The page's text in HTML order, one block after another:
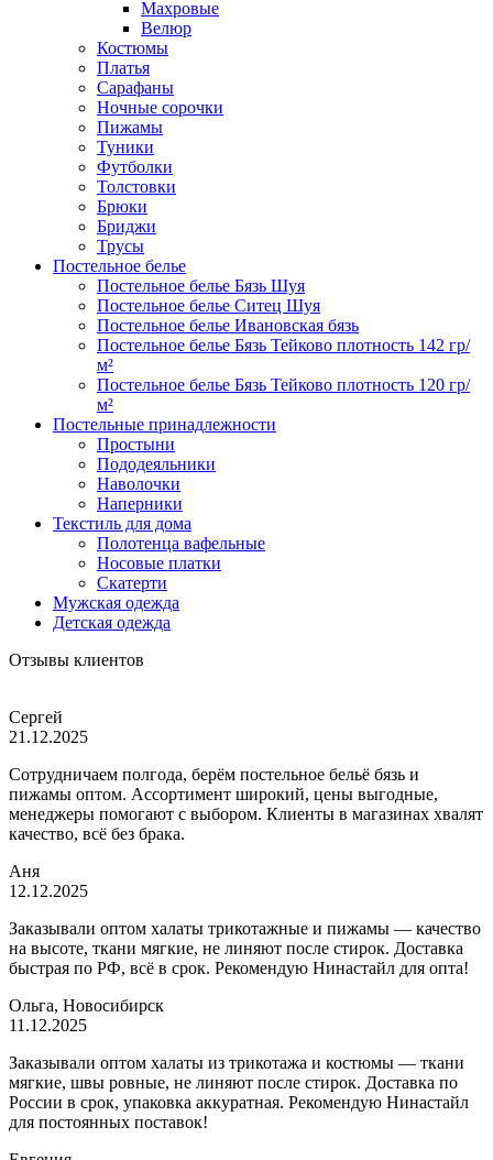
Махровые
Велюр
Костюмы
Платья
Сарафаны
Ночные сорочки
Пижамы
Туники
Футболки
Толстовки
Брюки
Бриджи
Трусы
Постельное белье
Постельное белье Бязь Шуя
Постельное белье Ситец Шуя
Постельное белье Ивановская бязь
Постельное белье Бязь Тейково плотность 142 гр/
м²
Постельное белье Бязь Тейково плотность 120 гр/
м²
Постельные принадлежности
Простыни
Пододеяльники
Наволочки
Наперники
Текстиль для дома
Полотенца вафельные
Носовые платки
Скатерти
Мужская одежда
Детская одежда
Отзывы клиентов
Сергей
21.12.2025
Сотрудничаем полгода, берём постельное бельё бязь и
пижамы оптом. Ассортимент широкий, цены выгодные,
менеджеры помогают с выбором. Клиенты в магазинах хвалят
качество, всё без брака.
Аня
12.12.2025
Заказывали оптом халаты трикотажные и пижамы — качество
на высоте, ткани мягкие, не линяют после стирок. Доставка
быстрая по РФ, всё в срок. Рекомендую Нинастайл для опта!
Ольга, Новосибирск
11.12.2025
Заказывали оптом халаты из трикотажа и костюмы — ткани
мягкие, швы ровные, не линяют после стирок. Доставка по
России в срок, упаковка аккуратная. Рекомендую Нинастайл
для постоянных поставок!